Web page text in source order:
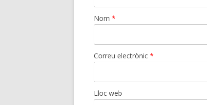
Nom *
Correu electrònic *
Lloc web